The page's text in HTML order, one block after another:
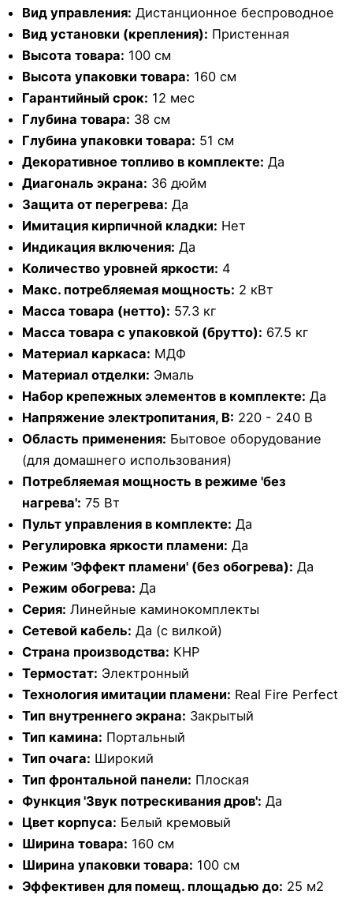
Вид управления: Дистанционное беспроводное
Вид установки (крепления): Пристенная
Высота товара: 100 см
Высота упаковки товара: 160 см
Гарантийный срок: 12 мес
Глубина товара: 38 см
Глубина упаковки товара: 51 см
Декоративное топливо в комплекте: Да
Диагональ экрана: 36 дюйм
Защита от перегрева: Да
Имитация кирпичной кладки: Нет
Индикация включения: Да
Количество уровней яркости: 4
Макс. потребляемая мощность: 2 кВт
Масса товара (нетто): 57.3 кг
Масса товара с упаковкой (брутто): 67.5 кг
Материал каркаса: МДФ
Материал отделки: Эмаль
Набор крепежных элементов в комплекте: Да
Напряжение электропитания, В: 220 - 240 В
Область применения: Бытовое оборудование
(для домашнего использования)
Потребляемая мощность в режиме 'без
нагрева': 75 Вт
Пульт управления в комплекте: Да
Регулировка яркости пламени: Да
Режим 'Эффект пламени' (без обогрева): Да
Режим обогрева: Да
Серия: Линейные каминокомплекты
Сетевой кабель: Да (с вилкой)
Страна производства: КНР
Термостат: Электронный
Технология имитации пламени: Real Fire Perfect
Тип внутреннего экрана: Закрытый
Тип камина: Портальный
Тип очага: Широкий
Тип фронтальной панели: Плоская
Функция 'Звук потрескивания дров': Да
Цвет корпуса: Белый кремовый
Ширина товара: 160 см
Ширина упаковки товара: 100 см
Эффективен для помещ. площадью до: 25 м2